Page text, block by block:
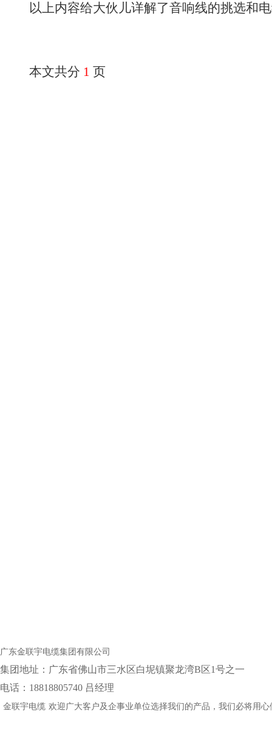
以上内容给大伙儿详解了音响线的挑选和
本文共分 1 页
广东金联宇电缆集团有限公司
集团地址：‌广东省佛山市三水区白坭镇聚龙湾B区1号之一
电话：18818805740 吕经理
金联宇电缆 欢迎广大客户及企事业单位选择我们的产品，我们必将用心